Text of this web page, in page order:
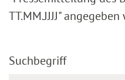
TT.MM.JJJJ"
Suchbegriff